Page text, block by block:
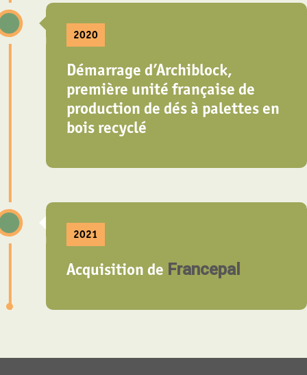
2020
Démarrage d’Archiblock,
première unité française de
production de dés à palettes en
bois recyclé
2021
Acquisition de Francepal